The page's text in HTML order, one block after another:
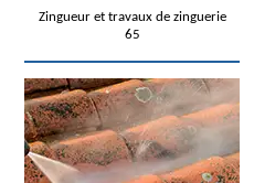
Zingueur et travaux de zinguerie
65